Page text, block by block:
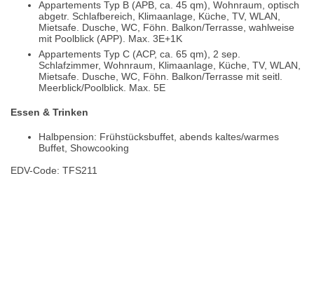
Appartements Typ B (APB, ca. 45 qm), Wohnraum, optisch
abgetr. Schlafbereich, Klimaanlage, Küche, TV, WLAN,
Mietsafe. Dusche, WC, Föhn. Balkon/Terrasse, wahlweise
mit Poolblick (APP). Max. 3E+1K
Appartements Typ C (ACP, ca. 65 qm), 2 sep.
Schlafzimmer, Wohnraum, Klimaanlage, Küche, TV, WLAN,
Mietsafe. Dusche, WC, Föhn. Balkon/Terrasse mit seitl.
Meerblick/Poolblick. Max. 5E
Essen & Trinken
Halbpension: Frühstücksbuffet, abends kaltes/warmes
Buffet, Showcooking
EDV-Code: TFS211